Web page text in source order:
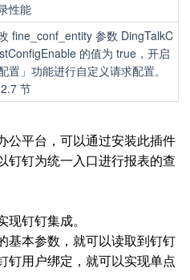
性能
fine_conf_entity 参数 DingTalkC
的值为 true，开启
置」功能进行自定义请求配置。
节
公平台，可以通过安装此插件
钉钉为统一入口进行报表的查
钉钉集成。
基本参数，就可以读取到钉钉
钉用户绑定，就可以实现单点